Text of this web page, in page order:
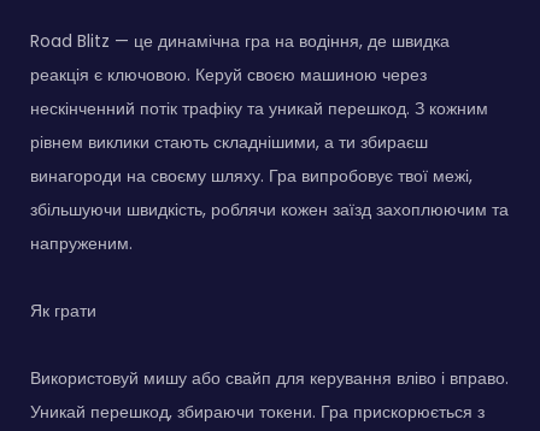
Road Blitz — це динамічна гра на водіння, де швидка
реакція є ключовою. Керуй своєю машиною через
нескінченний потік трафіку та уникай перешкод. З кожним
рівнем виклики стають складнішими, а ти збираєш
винагороди на своєму шляху. Гра випробовує твої межі,
збільшуючи швидкість, роблячи кожен заїзд захоплюючим та
напруженим.
Як грати
Використовуй мишу або свайп для керування вліво і вправо.
Уникай перешкод, збираючи токени. Гра прискорюється з